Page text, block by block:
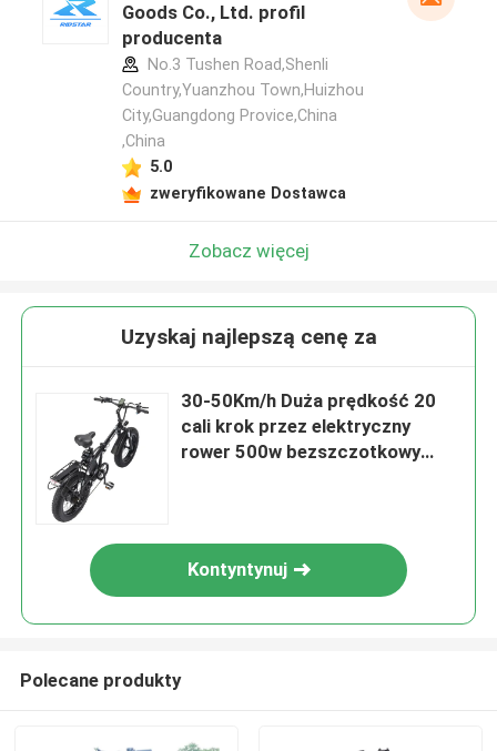
Goods Co., Ltd. profil
producenta
No.3 Tushen Road,Shenli
Country,Yuanzhou Town,Huizhou
City,Guangdong Provice,China
,China
5.0
zweryfikowane Dostawca
Zobacz więcej
Uzyskaj najlepszą cenę za
30-50Km/h Duża prędkość 20
cali krok przez elektryczny
rower 500w bezszczotkowy
Kontyntynuj
Polecane produkty